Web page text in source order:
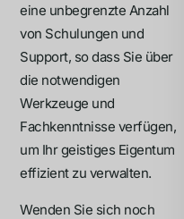
eine unbegrenzte Anzahl
von Schulungen und
Support, so dass Sie über
die notwendigen
Werkzeuge und
Fachkenntnisse verfügen,
um Ihr geistiges Eigentum
effizient zu verwalten.
Wenden Sie sich noch